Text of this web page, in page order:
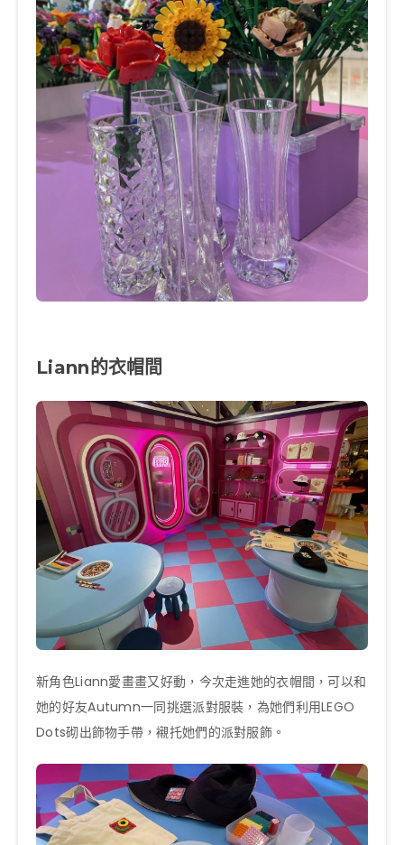
Liann的衣帽間
新角色Liann愛畫畫又好動，今次走進她的衣帽間，可以和
她的好友Autumn一同挑選派對服裝，為她們利用LEGO
Dots砌出飾物手帶，襯托她們的派對服飾。